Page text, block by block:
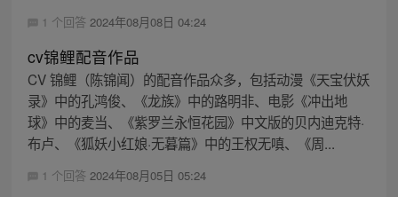
1 个回答 2024年08月08日 04:24
cv锦鲤配音作品
CV 锦鲤（陈锦闻）的配音作品众多，包括动漫《天宝伏妖
录》中的孔鸿俊、《龙族》中的路明非、电影《冲出地
球》中的麦当、《紫罗兰永恒花园》中文版的贝内迪克特·
布卢、《狐妖小红娘·无暮篇》中的王权无嗔、《周...
1 个回答 2024年08月05日 05:24